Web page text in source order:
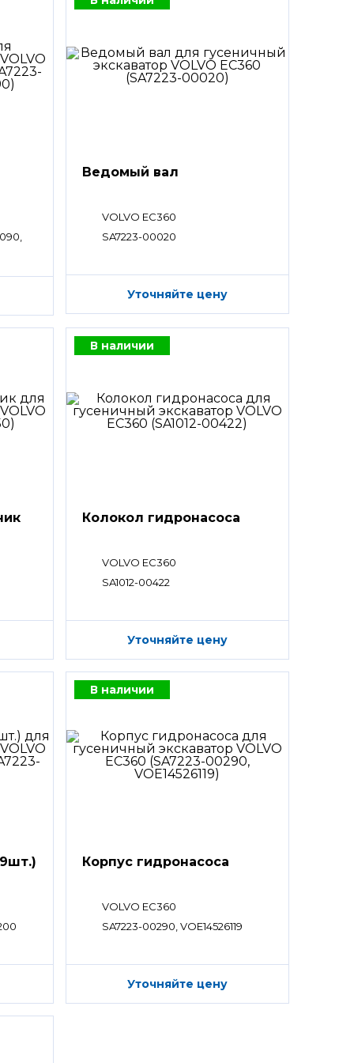
Ведомый вал
VOLVO EC360
SA7223-00020
Уточняйте цену
В наличии
Колокол гидронасоса
VOLVO EC360
SA1012-00422
Уточняйте цену
В наличии
Корпус гидронасоса
VOLVO EC360
SA7223-00290, VOE14526119
Уточняйте цену